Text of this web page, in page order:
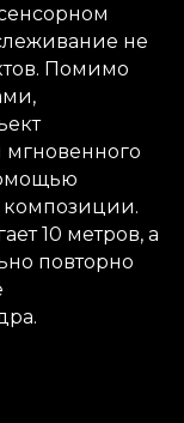
не
Помимо
мгновенного
композиции.
10 метров, а
повторно